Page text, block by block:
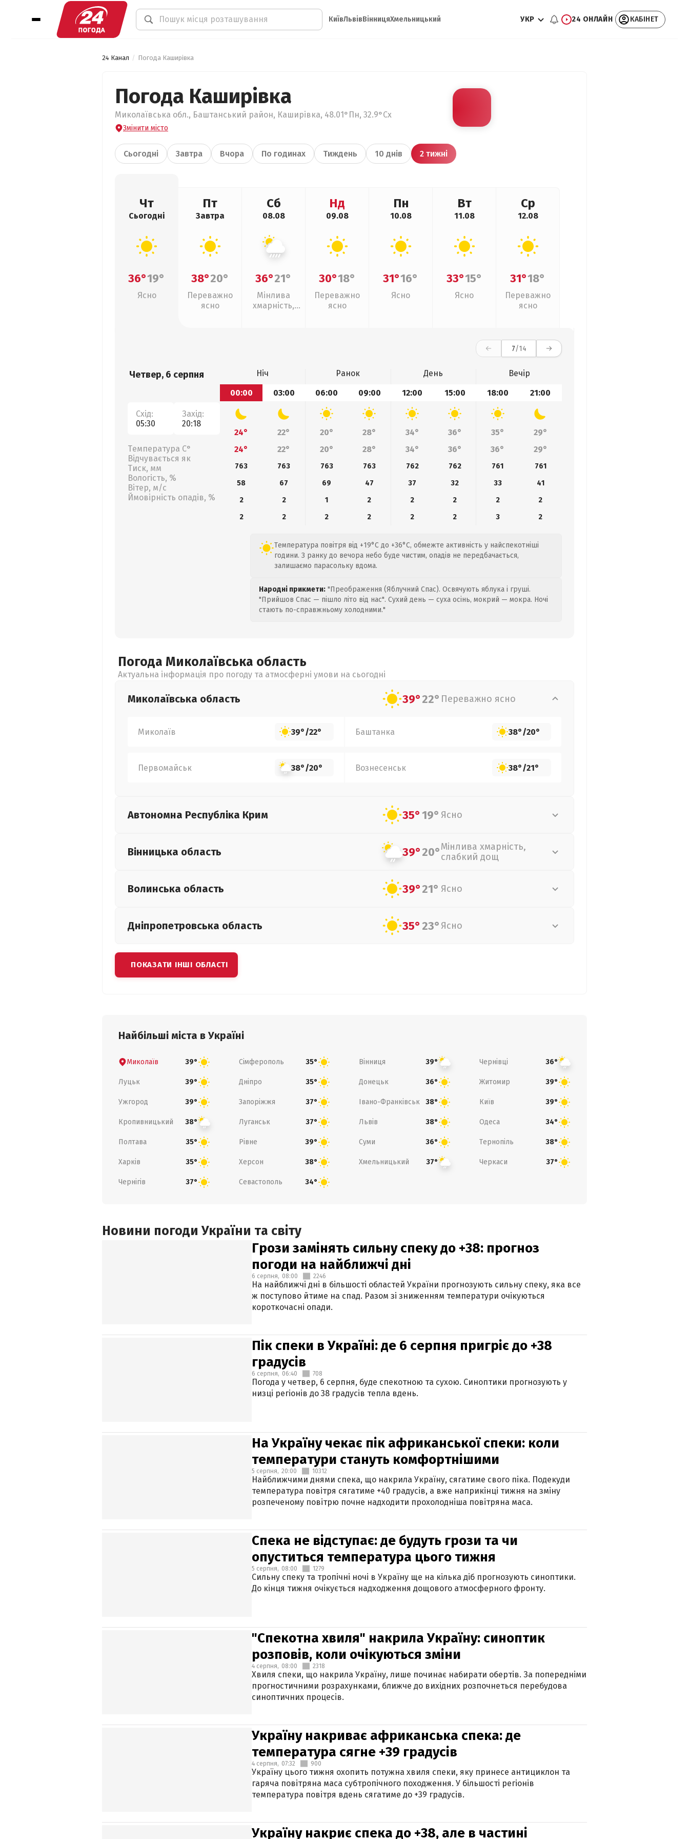
КиївЛьвівВінницяХмельницький УКР 24 ОНЛАЙН КАБІНЕТ
24 Канал Погода Каширівка
Погода Каширівка
Миколаївська обл., Баштанський район, Каширівка, 48.01°Пн, 32.9°Сх
Змінити місто
Сьогодні Завтра Вчора По годинах Тиждень 10 днів 2 тижні
Чт
Сьогодні
36°19°
Ясно
Пт
Завтра
38°20°
Переважно
ясно
Сб
08.08
36°21°
Мінлива
хмарність,
Нд
09.08
30°18°
Переважно
ясно
Пн
10.08
31°16°
Ясно
Вт
11.08
33°15°
Ясно
Ср
12.08
31°18°
Переважно
ясно
7/14
Четвер, 6 серпня
Схід:
05:30
Захід:
20:18
Температура С°
Відчувається як
Тиск, мм
Вологість, %
Вітер, м/с
Ймовірність опадів, %
Ніч Ранок День
Вечір
00:00
03:00 06:00 09:00 12:00 15:00 18:00 21:00
24° 22° 20° 28° 34° 36° 35°
29°
24°
22° 20° 28° 34° 36° 36° 29°
763 763 763 763 762 762 761
761
58
67 69 47 37 32 33
41
2
2 1 2 2 2 2
2
2
2 2 2 2 2 3 2
Температура повітря від +19°C до +36°C, обмежте активність у найспекотніші
години. З ранку до вечора небо буде чистим, опадів не передбачається,
залишаємо парасольку вдома.
Народні прикмети: "Преображення (Яблучний Спас). Освячують яблука і груші.
"Прийшов Спас — пішло літо від нас". Сухий день — суха осінь, мокрий — мокра. Ночі
стають по-справжньому холодними."
Погода Миколаївська область
Актуальна інформація про погоду та атмосферні умови на сьогодні
Миколаївська область 39°22° Переважно ясно
Миколаїв 39°/22° Баштанка 38°/20°
Первомайськ 38°/20° Вознесенськ 38°/21°
Автономна Республіка Крим 35°19° Ясно
Вінницька область 39°20°Мінлива хмарність,
слабкий дощ
Волинська область 39°21° Ясно
Дніпропетровська область 35°23° Ясно
ПОКАЗАТИ ІНШІ ОБЛАСТІ
Найбільші міста в Україні
Миколаїв 39° Сімферополь 35° Вінниця 39° Чернівці 36°
Луцьк 39° Дніпро 35° Донецьк 36° Житомир 39°
Ужгород 39° Запоріжжя 37° Івано-Франківськ 38° Київ 39°
Кропивницький 38° Луганськ 37° Львів 38° Одеса 34°
Полтава 35° Рівне 39° Суми 36° Тернопіль 38°
Харків 35° Херсон 38° Хмельницький 37° Черкаси 37°
Чернігів 37° Севастополь 34°
Новини погоди України та світу
Грози замінять сильну спеку до +38: прогноз
погоди на найближчі дні
6 серпня, 08:00 2246
На найближчі дні в більшості областей України прогнозують сильну спеку, яка все
ж поступово йтиме на спад. Разом зі зниженням температури очікуються
короткочасні опади.
Пік спеки в Україні: де 6 серпня пригріє до +38
градусів
6 серпня, 06:40 708
Погода у четвер, 6 серпня, буде спекотною та сухою. Синоптики прогнозують у
низці регіонів до 38 градусів тепла вдень.
На Україну чекає пік африканської спеки: коли
температури стануть комфортнішими
5 серпня, 20:00 10312
Найближчими днями спека, що накрила Україну, сягатиме свого піка. Подекуди
температура повітря сягатиме +40 градусів, а вже наприкінці тижня на зміну
розпеченому повітрю почне надходити прохолодніша повітряна маса.
Спека не відступає: де будуть грози та чи
опуститься температура цього тижня
5 серпня, 08:00 1279
Сильну спеку та тропічні ночі в Україну ще на кілька діб прогнозують синоптики.
До кінця тижня очікується надходження дощового атмосферного фронту.
"Спекотна хвиля" накрила Україну: синоптик
розповів, коли очікуються зміни
4 серпня, 08:00 2318
Хвиля спеки, що накрила Україну, лише починає набирати обертів. За попередніми
прогностичними розрахунками, ближче до вихідних розпочнеться перебудова
синоптичних процесів.
Україну накриває африканська спека: де
температура сягне +39 градусів
4 серпня, 07:32 900
Україну цього тижня охопить потужна хвиля спеки, яку принесе антициклон та
гаряча повітряна маса субтропічного походження. У більшості регіонів
температура повітря вдень сягатиме до +39 градусів.
Україну накриє спека до +38, але в частині